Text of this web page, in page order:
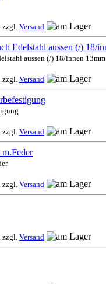
Versand
aussen (/) 18/innen 13mm
Versand
Versand
Versand
Versand